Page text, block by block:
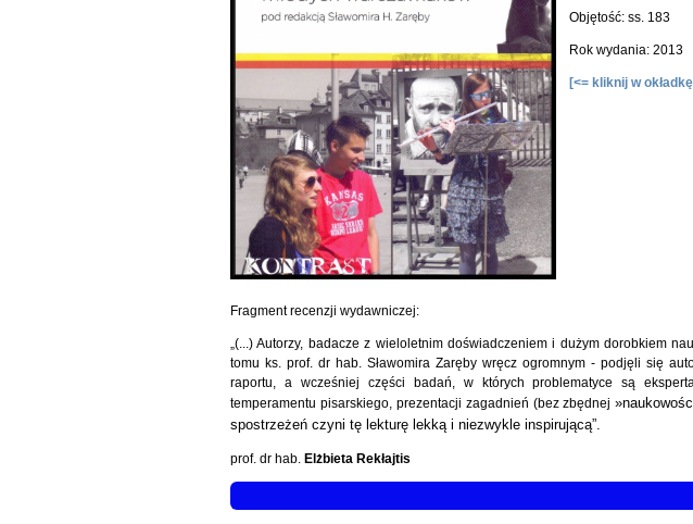
Objętość: ss. 183
Rok wydania: 2013
[<= kliknij w
Fragment recenzji wydawniczej:
„(...) Autorzy, badacze z wieloletnim doświadczeniem i dużym dorobkiem
tomu ks. prof. dr hab. Sławomira Zaręby wręcz ogromnym - podjęli się
raportu, a wcześniej części badań, w których problematyce są
temperamentu pisarskiego, prezentacji zagadnień (bez zbędnej»
spostrzeżeń czyni tę lekturę lekką i niezwykle inspirującą”.
prof. dr hab. Elżbieta Rekłajtis